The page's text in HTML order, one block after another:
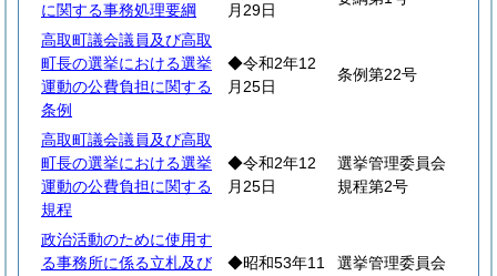
に関する事務処理要綱
月29日
高取町議会議員及び高取
町長の選挙における選挙
運動の公費負担に関する
条例
◆令和2年12
月25日
条例第22号
高取町議会議員及び高取
町長の選挙における選挙
運動の公費負担に関する
規程
◆令和2年12
月25日
選挙管理委員会
規程第2号
政治活動のために使用す
る事務所に係る立札及び
◆昭和53年11
選挙管理委員会